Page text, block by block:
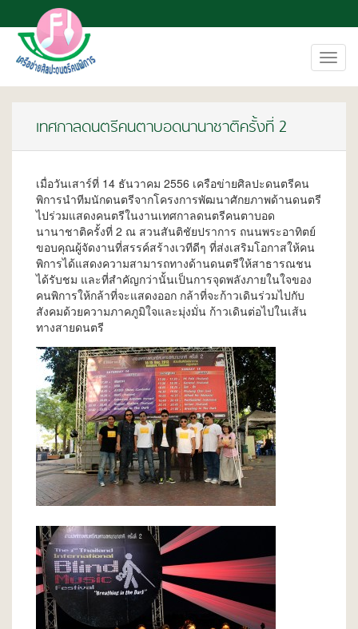
เทศกาลดนตรีคนตาบอดนานาชาติครั้งที่ 2
เมื่อวันเสาร์ที่ 14 ธันวาคม 2556 เครือข่ายศิลปะดนตรีคน
พิการนำทีมนักดนตรีจากโครงการพัฒนาศักยภาพด้านดนตรี
ไปร่วมแสดงคนตรีในงานเทศกาลดนตรีคนตาบอด
นานาชาติครั้งที่ 2 ณ สวนสันติชัยปราการ ถนนพระอาทิตย์
ขอบคุณผู้จัดงานที่สรรค์สร้างเวทีดีๆ ที่ส่งเสริมโอกาสให้คน
พิการได้แสดงความสามารถทางด้านดนตรีให้สาธารณชน
ได้รับชม และที่สำคัญกว่านั้นเป็นการจุดพลังภายในใจของ
คนพิการให้กล้าที่จะแสดงออก กล้าที่จะก้าวเดินร่วมไปกับ
สังคมด้วยความภาคภูมิใจและมุ่งมั่น ก้าวเดินต่อไปในเส้น
ทางสายดนตรี